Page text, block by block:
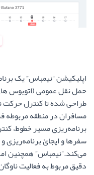
اپلیکیشن “نیمباس” یک
حمل نقل عمومی (اتوبوس
طراحی شده تا کنترل حرکت
مسافران در منطقه
برنامه‌ریزی مسیر خطوط،
سفرها و ایجائ برنامه‌ریزی
می‌کند.”نیمباس” همچنین
دقیق مربوط به فعالیت